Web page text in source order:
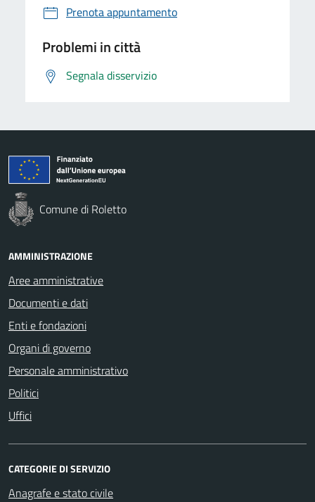
Prenota appuntamento
Problemi in città
Segnala disservizio
Comune di Roletto
AMMINISTRAZIONE
Aree amministrative
Documenti e dati
Enti e fondazioni
Organi di governo
Personale amministrativo
Politici
Uffici
CATEGORIE DI SERVIZIO
Anagrafe e stato civile